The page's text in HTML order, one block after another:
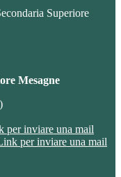
Superiore
Mesagne
per inviare una mail
per inviare una mail